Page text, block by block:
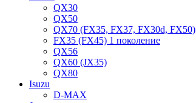
QX30
QX50
QX70 (FX35, FX37, FX30d, FX50)
FX35 (FX45) 1 поколение
QX56
QX60 (JX35)
QX80
Isuzu
D-MAX